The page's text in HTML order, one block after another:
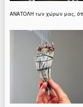
ΑΝΑΤΟΛΗ των χώρων μας,